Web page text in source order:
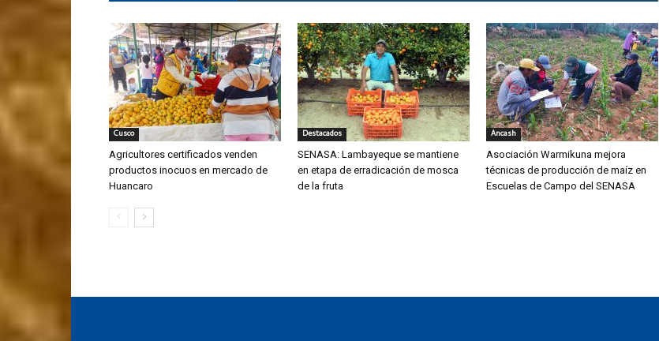
Cusco
Agricultores certificados venden
productos inocuos en mercado de
Huancaro
Destacados
SENASA: Lambayeque se mantiene
en etapa de erradicación de mosca
de la fruta
Áncash
Asociación Warmikuna mejora
técnicas de producción de maíz en
Escuelas de Campo del SENASA